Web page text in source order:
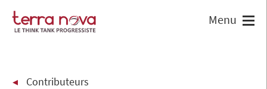
Contributeurs